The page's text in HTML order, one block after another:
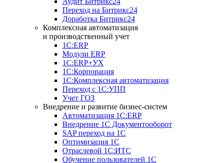
Переход на Битрикс24
Доработка Битрикс24
Комплексная автоматизация
и производственный учет
1С:ERP
Модули ERP
1C:ERP+УХ
1С:Корпорация
1С:Комплексная автоматизация
Переход с 1С:УПП
Учет ГОЗ
Внедрение и развитие бизнес-систем
Автоматизация 1С:ERP
Внедрение 1С Документооборот
SAP переход на 1С
Оптимизация 1С
Отраслевой 1С:ИТС
Обучение пользователей 1С